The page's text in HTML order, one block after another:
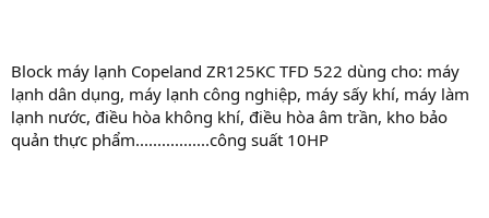
Block máy lạnh Copeland ZR125KC TFD 522 dùng cho: máy
lạnh dân dụng, máy lạnh công nghiệp, máy sấy khí, máy làm
lạnh nước, điều hòa không khí, điều hòa âm trần, kho bảo
quản thực phẩm.................công suất 10HP